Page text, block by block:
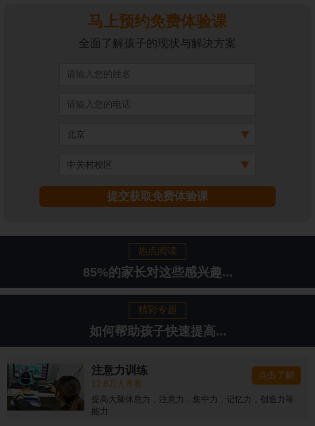
马上预约免费体验课
全面了解孩子的现状与解决方案
提交获取免费体验课
热点阅读
85%的家长对这些感兴趣...
精彩专题
如何帮助孩子快速提高...
注意力训练
12.6万人查看
提高大脑休息力，注意力，集中力，记忆力，创造力等
能力
点击了解